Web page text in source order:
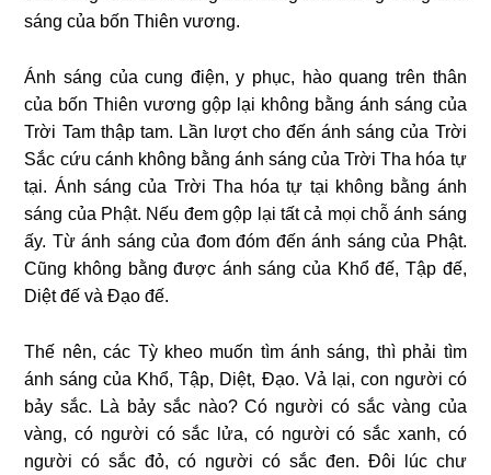
sáng của bốn Thiên vương.
Ánh sáng của cung điện, y phục, hào quang trên thân
của bốn Thiên vương gộp lại không bằng ánh sáng của
Trời Tam thập tam. Lần lượt cho đến ánh sáng của Trời
Sắc cứu cánh không bằng ánh sáng của Trời Tha hóa tự
tại. Ánh sáng của Trời Tha hóa tự tại không bằng ánh
sáng của Phật. Nếu đem gộp lại tất cả mọi chỗ ánh sáng
ấy. Từ ánh sáng của đom đóm đến ánh sáng của Phật.
Cũng không bằng được ánh sáng của Khổ đế, Tập đế,
Diệt đế và Đạo đế.
Thế nên, các Tỳ kheo muốn tìm ánh sáng, thì phải tìm
ánh sáng của Khổ, Tập, Diệt, Đạo. Vả lại, con người có
bảy sắc. Là bảy sắc nào? Có người có sắc vàng của
vàng, có người có sắc lửa, có người có sắc xanh, có
người có sắc đỏ, có người có sắc đen. Đôi lúc chư